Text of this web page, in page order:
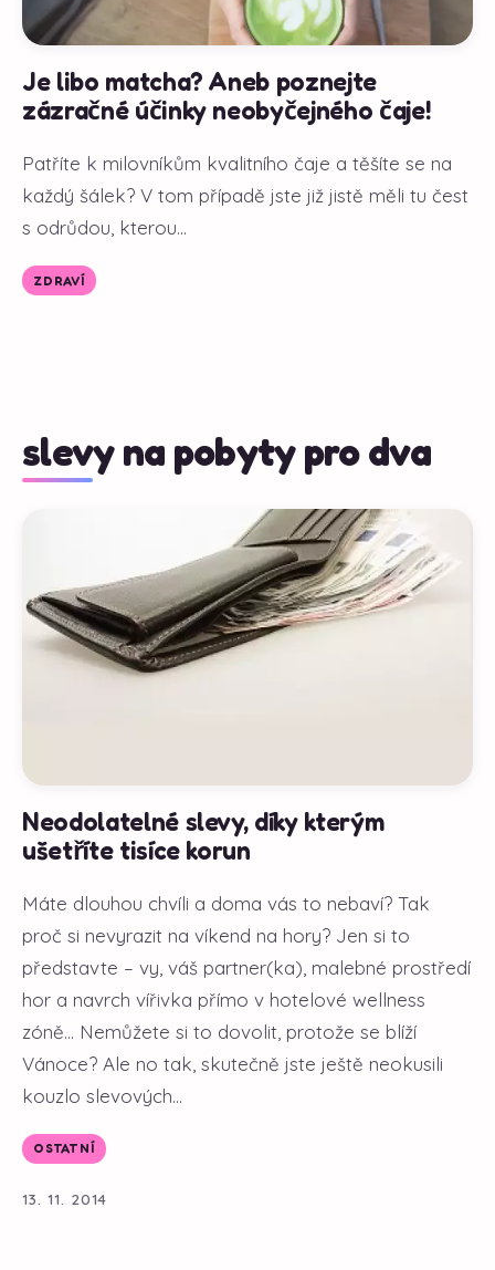
Je libo matcha? Aneb poznejte
zázračné účinky neobyčejného čaje!
Patříte k milovníkům kvalitního čaje a těšíte se na
každý šálek? V tom případě jste již jistě měli tu čest
s odrůdou, kterou...
ZDRAVÍ
slevy na pobyty pro dva
Neodolatelné slevy, díky kterým
ušetříte tisíce korun
Máte dlouhou chvíli a doma vás to nebaví? Tak
proč si nevyrazit na víkend na hory? Jen si to
představte – vy, váš partner(ka), malebné prostředí
hor a navrch vířivka přímo v hotelové wellness
zóně... Nemůžete si to dovolit, protože se blíží
Vánoce? Ale no tak, skutečně jste ještě neokusili
kouzlo slevových...
OSTATNÍ
13. 11. 2014